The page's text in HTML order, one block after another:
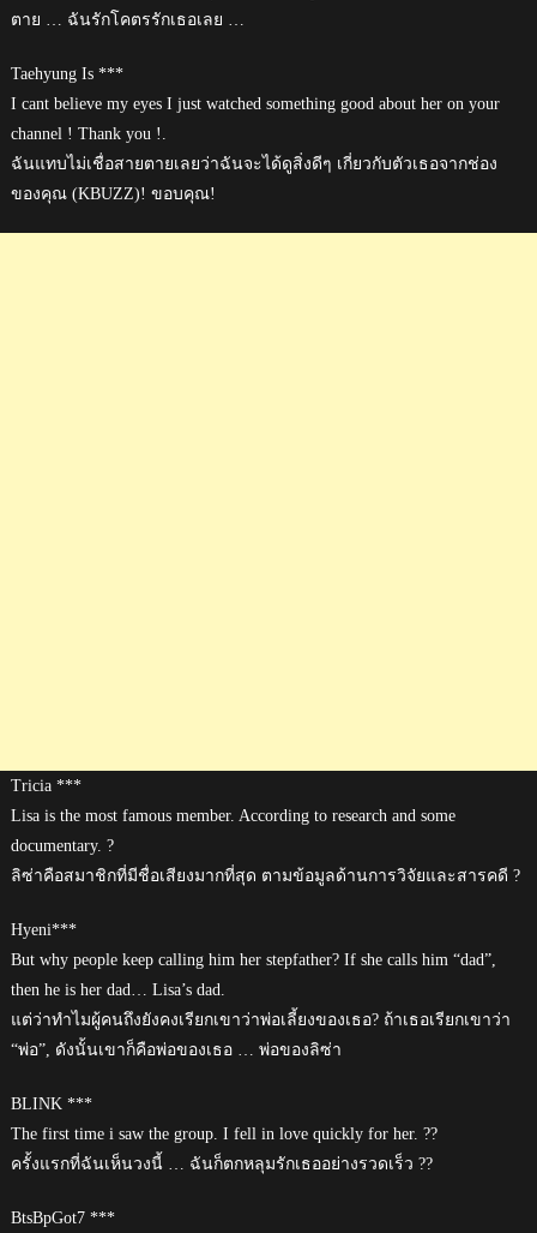
ตาย … ฉันรักโคตรรักเธอเลย …
Taehyung Is ***
I cant believe my eyes I just watched something good about her on your
channel ! Thank you !.
ฉันแทบไม่เชื่อสายตายเลยว่าฉันจะได้ดูสิ่งดีๆ เกี่ยวกับตัวเธอจากช่อง
ของคุณ (KBUZZ)! ขอบคุณ!
Tricia ***
Lisa is the most famous member. According to research and some
documentary. ?
ลิซ่าคือสมาชิกที่มีชื่อเสียงมากที่สุด ตามข้อมูลด้านการวิจัยและสารคดี ?
Hyeni***
But why people keep calling him her stepfather? If she calls him “dad”,
then he is her dad… Lisa’s dad.
แต่ว่าทำไมผู้คนถึงยังคงเรียกเขาว่าพ่อเลี้ยงของเธอ? ถ้าเธอเรียกเขาว่า
“พ่อ”, ดังนั้นเขาก็คือพ่อของเธอ … พ่อของลิซ่า
BLINK ***
The first time i saw the group. I fell in love quickly for her. ??
ครั้งแรกที่ฉันเห็นวงนี้ … ฉันก็ตกหลุมรักเธออย่างรวดเร็ว ??
BtsBpGot7 ***